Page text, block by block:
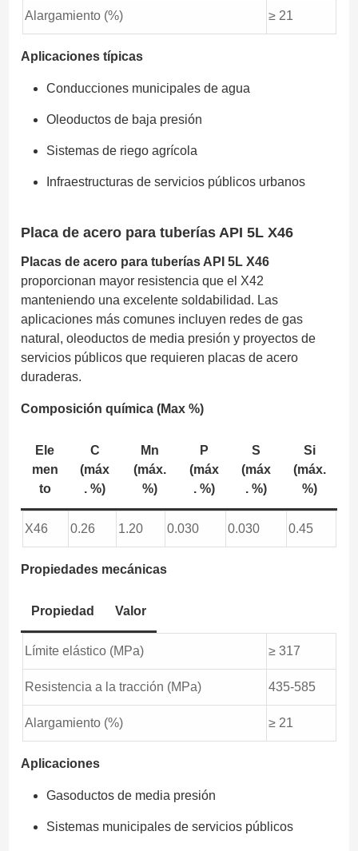
Alargamiento (%) ≥ 21
Aplicaciones típicas
Conducciones municipales de agua
Oleoductos de baja presión
Sistemas de riego agrícola
Infraestructuras de servicios públicos urbanos
Placa de acero para tuberías API 5L X46
Placas de acero para tuberías API 5L X46
proporcionan mayor resistencia que el X42
manteniendo una excelente soldabilidad. Las
aplicaciones más comunes incluyen redes de gas
natural, oleoductos de media presión y proyectos de
servicios públicos que requieren placas de acero
duraderas.
Composición química (Max %)
Ele
men
to
C
(máx
. %)
Mn
(máx.
%)
P
(máx
. %)
S
(máx
. %)
Si
(máx.
%)
X46 0.26 1.20 0.030 0.030 0.45
Propiedades mecánicas
Propiedad Valor
Límite elástico (MPa) ≥ 317
Resistencia a la tracción (MPa) 435-585
Alargamiento (%) ≥ 21
Aplicaciones
Gasoductos de media presión
Sistemas municipales de servicios públicos